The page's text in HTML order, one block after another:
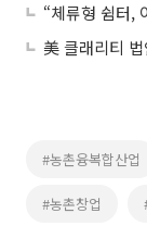
“체류형 쉼터,
#농촌융복합산업
#농촌창업